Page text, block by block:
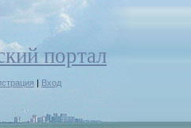
портал
| Вход